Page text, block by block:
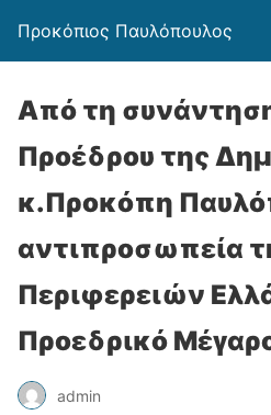
Προκόπιος Παυλόπουλος
Από τη
Προέδρου της
κ.Προκόπη
αντιπροσωπεία
Περιφερειών
Προεδρικό
admin